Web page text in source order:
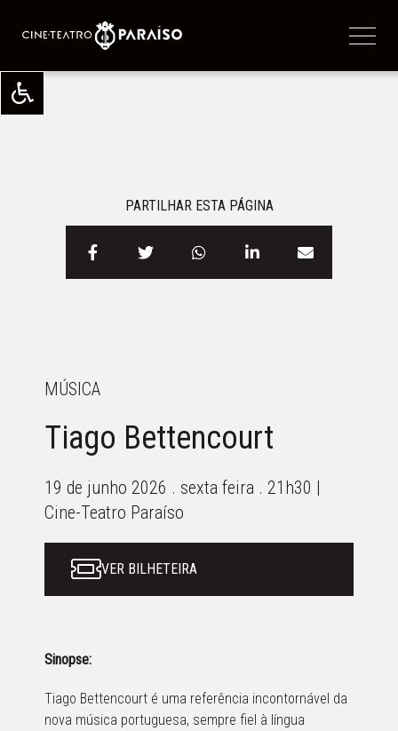
PARTILHAR ESTA PÁGINA
MÚSICA
Tiago Bettencourt
19 de junho 2026 . sexta feira . 21h30 |
Cine-Teatro Paraíso
VER BILHETEIRA
Sinopse:
Tiago Bettencourt é uma referência incontornável da
nova música portuguesa, sempre fiel à língua